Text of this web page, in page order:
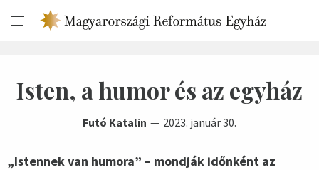
Isten, a humor és az egyház
Futó Katalin 2023. január 30.
„Istennek van humora” – mondják időnként az